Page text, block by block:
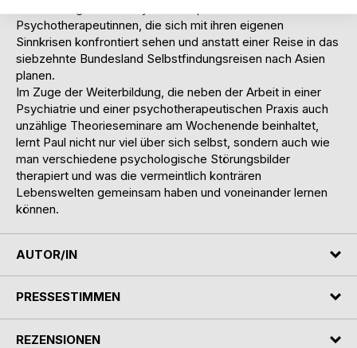
Psychotherapeutinnen, die sich mit ihren eigenen
Sinnkrisen konfrontiert sehen und anstatt einer Reise in das
siebzehnte Bundesland Selbstfindungsreisen nach Asien
planen.
Im Zuge der Weiterbildung, die neben der Arbeit in einer
Psychiatrie und einer psychotherapeutischen Praxis auch
unzählige Theorieseminare am Wochenende beinhaltet,
lernt Paul nicht nur viel über sich selbst, sondern auch wie
man verschiedene psychologische Störungsbilder
therapiert und was die vermeintlich konträren
Lebenswelten gemeinsam haben und voneinander lernen
können.
AUTOR/IN
PRESSESTIMMEN
REZENSIONEN